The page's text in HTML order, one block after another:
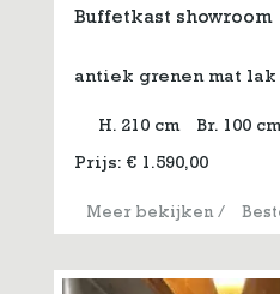
Buffetkast showroom
antiek grenen mat lak
H. 210 cm Br. 100 cm
Prijs: € 1.590,00
Meer bekijken/